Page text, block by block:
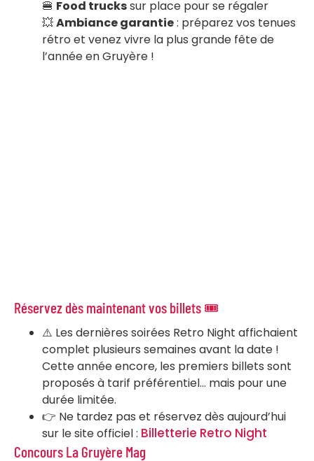
🍔 Food truckssur place pour se régaler
💥Ambiance garantie: préparez vos tenues
rétro et venez vivre la plus grande fête de
l’année en Gruyère !
Réservez dès maintenant vos billets 🎟️
⚠️ Les dernières soirées Retro Night affichaient
complet plusieurs semaines avant la date !
Cette année encore, les premiers billets sont
proposés à tarif préférentiel… mais pour une
durée limitée.
👉 Ne tardez pas et réservez dès aujourd’hui
sur le site officiel : Billetterie Retro Night
Concours La Gruyère Mag